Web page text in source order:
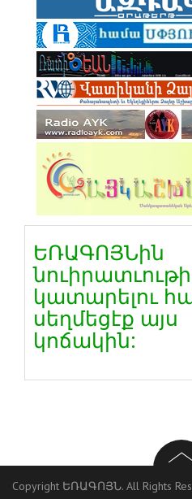
ԵՌԱԳՈՅՆին
կատարելու
սեղմեցէք այս
կոճակին:
Copyright ԵՌԱԳՈՅՆ. All Rights